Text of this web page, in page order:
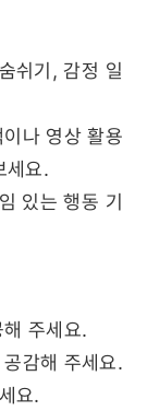
쉬기, 감정 일
나 영상 활용
세요.
있는 행동 기
주세요.
감해 주세요.
요.